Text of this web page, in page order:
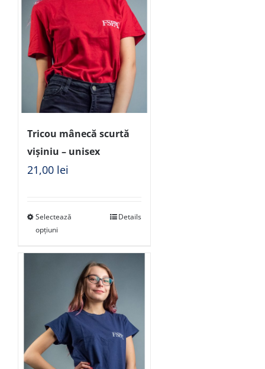
Tricou mânecă scurtă
vișiniu – unisex
21,00 lei
Selectează
opțiuni
Details